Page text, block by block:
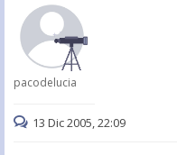
pacodelucia
13 Dic 2005, 22:09